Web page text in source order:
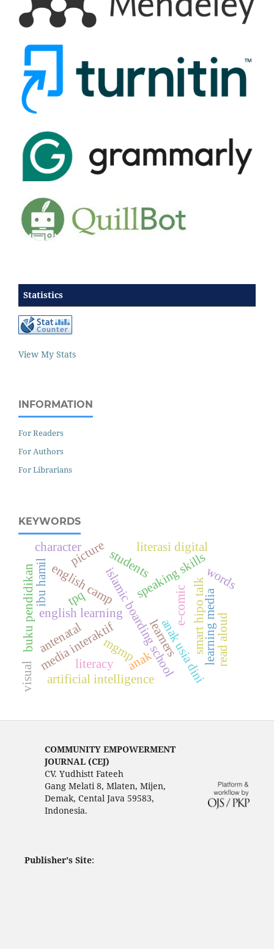
Statistics
View My Stats
INFORMATION
For Readers
For Authors
For Librarians
KEYWORDS
english camp
english learningislamic boarding school
speaking skills
students
buku pendidikan mgmp anak usia dini
media interaktif smart hipo talk
artificial intelligence
e-comic learning media
anak
literasi digital
tpq
antenatal
ibu hamil
learners
picture
visual
words
read aloud
literacy
character
COMMUNITY EMPOWERMENT
JOURNAL (CEJ)
CV. Yudhistt Fateeh
Gang Melati 8, Mlaten, Mijen,
Demak, Cental Java 59583,
Indonesia.
Publisher's Site: